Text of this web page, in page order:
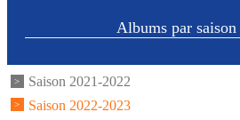
Albums par saison
Saison 2021-2022
Saison 2022-2023